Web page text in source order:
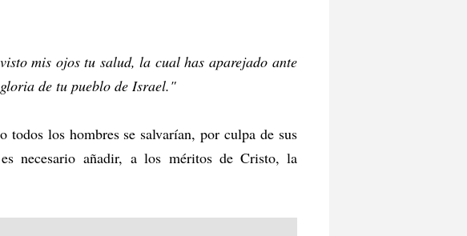
mis ojos tu salud, la cual has aparejado ante
de tu pueblo de Israel."
los hombres se salvarían, por culpa de sus
necesario añadir, a los méritos de Cristo, la